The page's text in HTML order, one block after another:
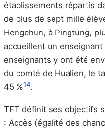
établissements répartis
de plus de sept mille
Hengchun, à Pingtung,
accueillent un
enseignants y ont été
du comté de Hualien, le
45 %14.
TFT définit ses objectifs
: Accès (égalité des